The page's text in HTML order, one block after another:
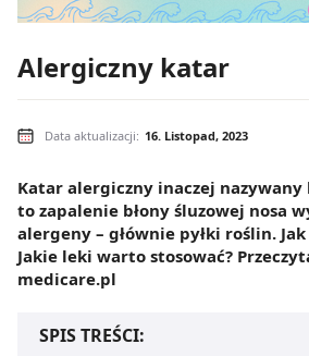
Alergiczny katar
Data aktualizacji: 16. Listopad, 2023
Katar alergiczny inaczej
to zapalenie błony śluzowej nosa
alergeny – głównie pyłki roślin.
Jakie leki warto stosować?
medicare.pl
SPIS TREŚCI: